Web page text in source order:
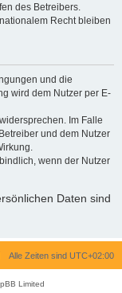
des Betreibers.
Recht bleiben
und die
wird dem Nutzer per E-
Im Falle
und dem Nutzer
wenn der Nutzer
Daten sind
Alle Zeiten sind UTC+02:00
Limited